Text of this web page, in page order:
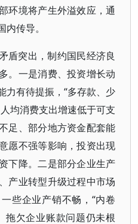
环境将产生外溢效应，通
传导。
盾突出，制约国民经济良
。一是消费、投资增长动
力有待提振，“多存款、少
均消费支出增速低于可支
足、部分地方资金配套能
愿不强等影响，投资出现
下降。二是部分企业生产
产业转型升级过程中市场
些企业产销不畅，“内卷
拖欠企业账款问题仍未根